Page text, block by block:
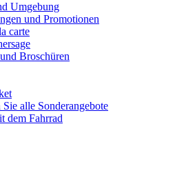
Umgebung
und Promotionen
carte
Broschüren
alle Sonderangebote
dem Fahrrad